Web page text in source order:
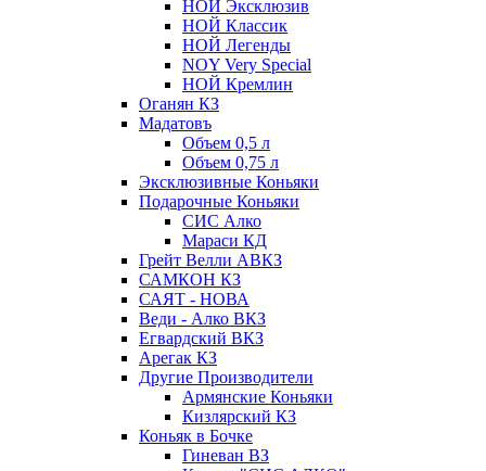
НОЙ Эксклюзив
НОЙ Классик
НОЙ Легенды
NOY Very Speсial
НОЙ Кремлин
Оганян КЗ
Мадатовъ
Объем 0,5 л
Объем 0,75 л
Эксклюзивные Коньяки
Подарочные Коньяки
СИС Алко
Мараси КД
Грейт Велли АВКЗ
САМКОН КЗ
САЯТ - НОВА
Веди - Алко ВКЗ
Егвардский ВКЗ
Арегак КЗ
Другие Производители
Армянские Коньяки
Кизлярский КЗ
Коньяк в Бочке
Гиневан ВЗ